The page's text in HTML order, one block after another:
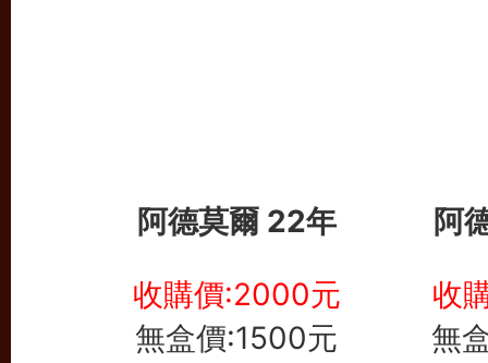
阿德莫爾 22年
阿
收購價:2000元
無盒價:1500元
收
無